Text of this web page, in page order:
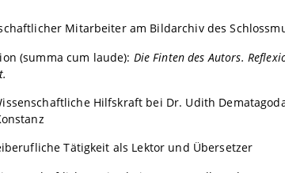
Mitarbeiter am Bildarchiv des
(summa cum laude): Die Finten des Autors.
Hilfskraft bei Dr. Udith
Tätigkeit als Lektor und Übersetzer